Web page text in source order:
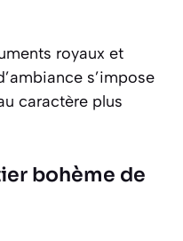
royaux et
s’impose
caractère plus
bohème de